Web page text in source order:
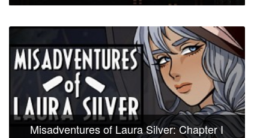
Misadventures of Laura Silver: Chapter I